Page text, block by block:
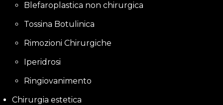
Blefaroplastica non chirurgica
Tossina Botulinica
Rimozioni Chirurgiche
Iperidrosi
Ringiovanimento
Chirurgia estetica